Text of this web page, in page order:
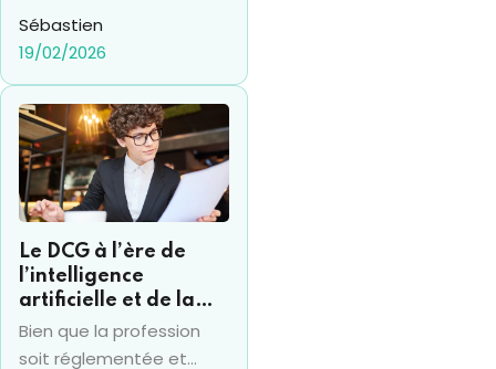
Vraiment ? Pas en
termes d'assurance
santé en tout cas... et la
bien souvent en un
"piège" financier.
Beaucoup d’assurés
conservent le même
années, sans réaliser que
leur mutuelle augmente
tarifs à chaque
Sébastien
19/02/2026
Le DCG à l’ère de
l’intelligence
artificielle et de la
RSE : ce que change
le nouvel arrêté 2025
Bien que la profession
soit réglementée et